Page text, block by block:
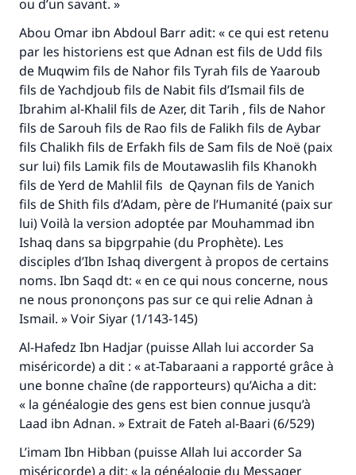
ou d’un savant. »
Abou Omar ibn Abdoul Barr adit: « ce qui est retenu
par les historiens est que Adnan est fils de Udd fils
de Muqwim fils de Nahor fils Tyrah fils de Yaaroub
fils de Yachdjoub fils de Nabit fils d’Ismail fils de
Ibrahim al-Khalil fils de Azer, dit Tarih , fils de Nahor
fils de Sarouh fils de Rao fils de Falikh fils de Aybar
fils Chalikh fils de Erfakh fils de Sam fils de Noë (paix
sur lui) fils Lamik fils de Moutawaslih fils Khanokh
fils de Yerd de Mahlil fils de Qaynan fils de Yanich
fils de Shith fils d’Adam, père de l’Humanité (paix sur
lui) Voilà la version adoptée par Mouhammad ibn
Ishaq dans sa bipgrpahie (du Prophète). Les
disciples d’Ibn Ishaq divergent à propos de certains
noms. Ibn Saqd dt: « en ce qui nous concerne, nous
ne nous prononçons pas sur ce qui relie Adnan à
Ismail. » VoirSiyar(1/143-145)
Al-Hafedz Ibn Hadjar (puisse Allah lui accorder Sa
miséricorde) a dit : « at-Tabaraani a rapporté grâce à
une bonne chaîne (de rapporteurs) qu’Aicha a dit:
« la généalogie des gens est bien connue jusqu’à
Laad ibn Adnan. » Extrait de Fateh al-Baari (6/529)
L’imam Ibn Hibban (puisse Allah lui accorder Sa
miséricorde) a dit: « la généalogie du Messager
Faites une différence dans la vie de
millions de personnes grâce à votre
contribution
Aidez nous à apporter des réponses.